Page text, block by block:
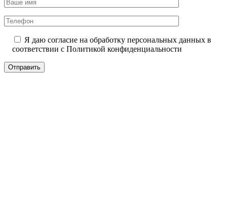
Я даю согласие на обработку персональных данных в
соответствии с Политикой конфиденциальности